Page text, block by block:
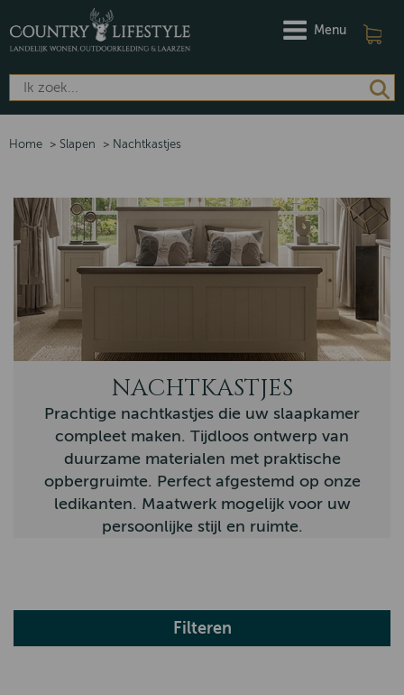
Menu
Home > Slapen > Nachtkastjes
NACHTKASTJES
Prachtige nachtkastjes die uw slaapkamer
compleet maken. Tijdloos ontwerp van
duurzame materialen met praktische
opbergruimte. Perfect afgestemd op onze
ledikanten. Maatwerk mogelijk voor uw
persoonlijke stijl en ruimte.
Filteren